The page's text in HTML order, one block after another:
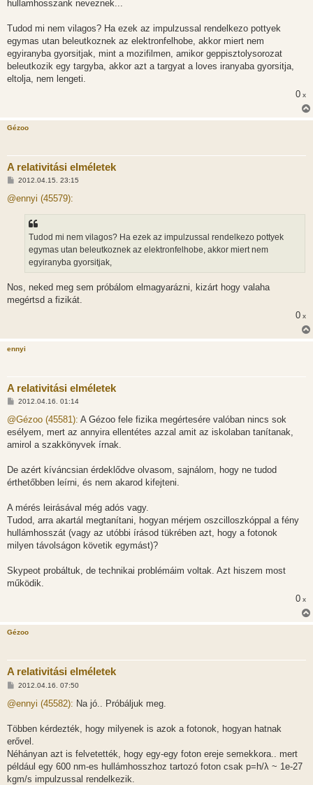
hullamhosszank neveznek...
Tudod mi nem vilagos? Ha ezek az impulzussal rendelkezo pottyek
egymas utan beleutkoznek az elektronfelhobe, akkor miert nem
egyiranyba gyorsitjak, mint a mozifilmen, amikor geppisztolysorozat
beleutkozik egy targyba, akkor azt a targyat a loves iranyaba gyorsitja,
eltolja, nem lengeti.
0 x
Gézoo
A relativitási elméletek
H
z
2012.04.15. 23:15
@ennyi (45579):
Tudod mi nem vilagos? Ha ezek az impulzussal rendelkezo pottyek
egymas utan beleutkoznek az elektronfelhobe, akkor miert nem
egyiranyba gyorsitjak,
Nos, neked meg sem próbálom elmagyarázni, kizárt hogy valaha
megértsd a fizikát.
0 x
ennyi
A relativitási elméletek
H
z
á
s
l
s
2012.04.16. 01:14
@Gézoo (45581): A Gézoo fele fizika megértesére valóban nincs sok
esélyem, mert az annyira ellentétes azzal amit az iskolaban tanítanak,
amirol a szakkönyvek írnak.
De azért kíváncsian érdeklődve olvasom, sajnálom, hogy ne tudod
érthetőbben leírni, és nem akarod kifejteni.
A mérés leirásával még adós vagy.
Tudod, arra akartál megtanítani, hogyan mérjem oszcilloszkóppal a fény
hullámhosszát (vagy az utóbbi írásod tükrében azt, hogy a fotonok
milyen távolságon követik egymást)?
Skypeot probáltuk, de technikai problémáim voltak. Azt hiszem most
működik.
0 x
Gézoo
A relativitási elméletek
H
z
s
ó
l
s
2012.04.16. 07:50
@ennyi (45582): Na jó.. Próbáljuk meg.
Többen kérdezték, hogy milyenek is azok a fotonok, hogyan hatnak
erővel.
Néhányan azt is felvetették, hogy egy-egy foton ereje semekkora.. mert
például egy 600 nm-es hullámhosszhoz tartozó foton csak p=h/λ ~ 1e-27
kgm/s impulzussal rendelkezik.